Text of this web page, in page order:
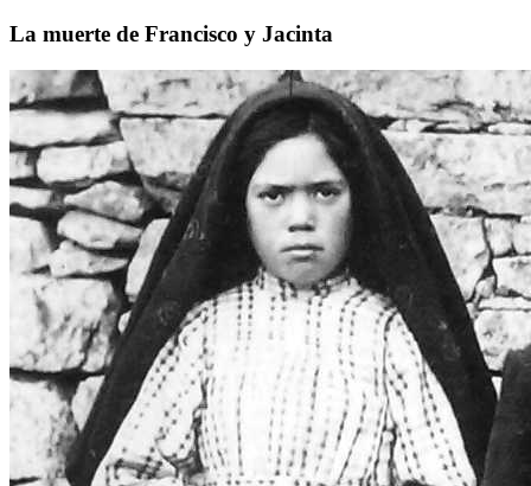
La muerte de Francisco y Jacinta